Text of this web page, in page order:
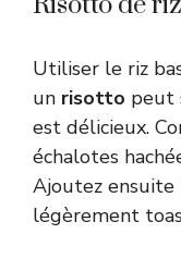
Utiliser le riz
un risotto peut
est délicieux.
échalotes
Ajoutez
légèrement